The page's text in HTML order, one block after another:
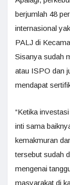
berjumlah 48
internasional
PALJ di
Sisanya sudah
atau ISPO dan
mendapat
“Ketika
inti sama
kemakmuran
tersebut sudah
mengenai
masyarakat di